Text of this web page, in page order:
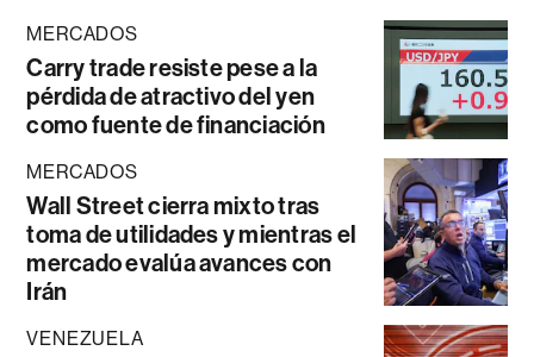
MERCADOS
Carry trade resiste pese a la
pérdida de atractivo del yen
como fuente de financiación
MERCADOS
Wall Street cierra mixto tras
toma de utilidades y mientras el
mercado evalúa avances con
Irán
VENEZUELA